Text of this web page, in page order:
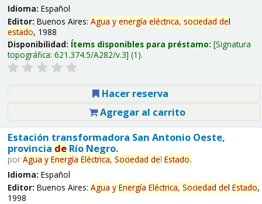
Idioma: Español
Editor: Buenos Aires: Agua y energía eléctrica, sociedad del
estado, 1988
Disponibilidad: Ítems disponibles para préstamo: Signatura
topográfica: 621.374.5/A282/v.3 (1).
Hacer reserva
Agregar al carrito
Estación transformadora San Antonio Oeste,
provincia deRío Negro.
por Agua y Energía Eléctrica, Sociedad del Estado.
Idioma: Español
Editor: Buenos Aires: Agua y Energía Eléctrica, Sociedad del Estado,
1998